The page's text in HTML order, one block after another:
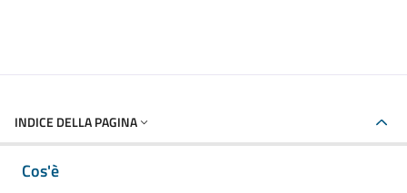
INDICE DELLA PAGINA
Cos'è